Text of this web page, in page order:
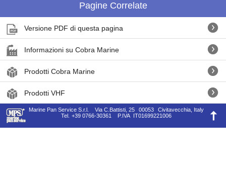
Pagine Correlate
Versione PDF di questa pagina
Informazioni su Cobra Marine
Prodotti Cobra Marine
Prodotti VHF
Marine Pan Service S.r.l. Via C.Battisti, 25 00053
Civitavecchia, Italy
Tel.
+39 0766-30361 P.IVA IT01699221006